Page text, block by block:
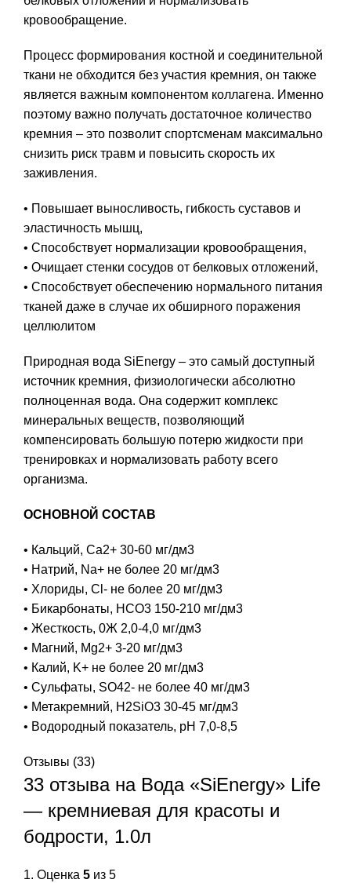
кровообращение.
Процесс формирования костной и соединительной
ткани не обходится без участия кремния, он также
является важным компонентом коллагена. Именно
поэтому важно получать достаточное количество
кремния – это позволит спортсменам максимально
снизить риск травм и повысить скорость их
заживления.
• Повышает выносливость, гибкость суставов и
эластичность мышц,
• Способствует нормализации кровообращения,
• Очищает стенки сосудов от белковых отложений,
• Способствует обеспечению нормального питания
тканей даже в случае их обширного поражения
целлюлитом
Природная вода SiEnergy – это самый доступный
источник кремния, физиологически абсолютно
полноценная вода. Она содержит комплекс
минеральных веществ, позволяющий
компенсировать большую потерю жидкости при
тренировках и нормализовать работу всего
организма.
ОСНОВНОЙ СОСТАВ
• Кальций, Ca2+ 30-60 мг/дм3
• Натрий, Na+ не более 20 мг/дм3
• Хлориды, Cl- не более 20 мг/дм3
• Бикарбонаты, HCO3 150-210 мг/дм3
• Жесткость, 0Ж 2,0-4,0 мг/дм3
• Магний, Mg2+ 3-20 мг/дм3
• Калий, K+ не более 20 мг/дм3
• Сульфаты, SO42- не более 40 мг/дм3
• Метакремний, H2SiO3 30-45 мг/дм3
• Водородный показатель, pH 7,0-8,5
Отзывы (33)
33 отзыва на Вода «SiEnergy» Life
— кремниевая для красоты и
бодрости, 1.0л
Оценка 5 из 5